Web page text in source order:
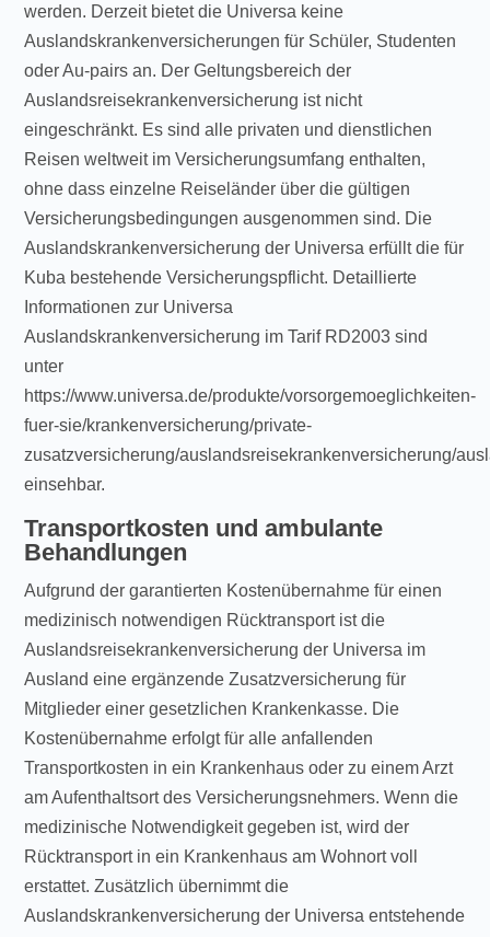
werden. Derzeit bietet die Universa keine
Auslandskrankenversicherungen für Schüler, Studenten
oder Au-pairs an. Der Geltungsbereich der
Auslandsreisekrankenversicherung ist nicht
eingeschränkt. Es sind alle privaten und dienstlichen
Reisen weltweit im Versicherungsumfang enthalten,
ohne dass einzelne Reiseländer über die gültigen
Versicherungsbedingungen ausgenommen sind. Die
Auslandskrankenversicherung der Universa erfüllt die für
Kuba bestehende Versicherungspflicht. Detaillierte
Informationen zur Universa
Auslandskrankenversicherung im Tarif RD2003 sind
unter
https://www.universa.de/produkte/vorsorgemoeglichkeiten-
fuer-sie/krankenversicherung/private-
zusatzversicherung/auslandsreisekrankenversicherung/
einsehbar.
Transportkosten und ambulante
Behandlungen
Aufgrund der garantierten Kostenübernahme für einen
medizinisch notwendigen Rücktransport ist die
Auslandsreisekrankenversicherung der Universa im
Ausland eine ergänzende Zusatzversicherung für
Mitglieder einer gesetzlichen Krankenkasse. Die
Kostenübernahme erfolgt für alle anfallenden
Transportkosten in ein Krankenhaus oder zu einem Arzt
am Aufenthaltsort des Versicherungsnehmers. Wenn die
medizinische Notwendigkeit gegeben ist, wird der
Rücktransport in ein Krankenhaus am Wohnort voll
erstattet. Zusätzlich übernimmt die
Auslandskrankenversicherung der Universa entstehende